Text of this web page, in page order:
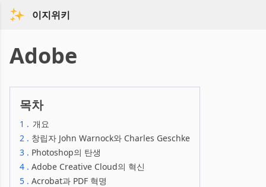
이지위키
Adobe
목차
1 . 개요
2 . 창립자 John Warnock와 Charles Geschke
3 . Photoshop의 탄생
4 . Adobe Creative Cloud의 혁신
5 . Acrobat과 PDF 혁명